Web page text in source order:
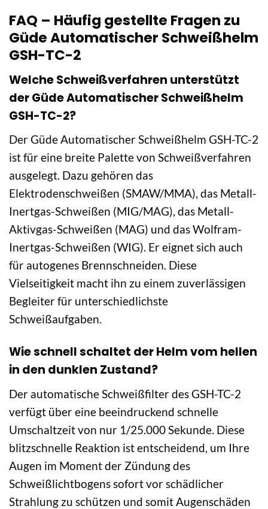
FAQ – Häufig gestellte Fragen zu
Güde Automatischer Schweißhelm
GSH-TC-2
Welche Schweißverfahren unterstützt
der Güde Automatischer Schweißhelm
GSH-TC-2?
Der Güde Automatischer Schweißhelm GSH-TC-2
ist für eine breite Palette von Schweißverfahren
ausgelegt. Dazu gehören das
Elektrodenschweißen (SMAW/MMA), das Metall-
Inertgas-Schweißen (MIG/MAG), das Metall-
Aktivgas-Schweißen (MAG) und das Wolfram-
Inertgas-Schweißen (WIG). Er eignet sich auch
für autogenes Brennschneiden. Diese
Vielseitigkeit macht ihn zu einem zuverlässigen
Begleiter für unterschiedlichste
Schweißaufgaben.
Wie schnell schaltet der Helm vom hellen
in den dunklen Zustand?
Der automatische Schweißfilter des GSH-TC-2
verfügt über eine beeindruckend schnelle
Umschaltzeit von nur 1/25.000 Sekunde. Diese
blitzschnelle Reaktion ist entscheidend, um Ihre
Augen im Moment der Zündung des
Schweißlichtbogens sofort vor schädlicher
Strahlung zu schützen und somit Augenschäden